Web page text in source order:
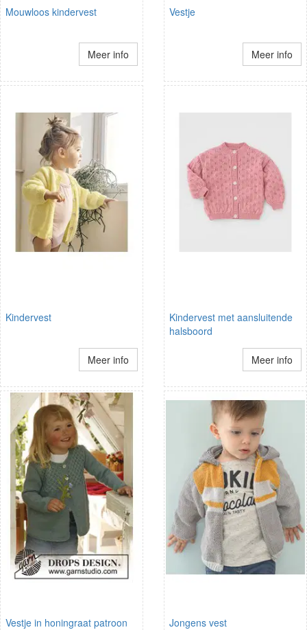
Mouwloos kindervest
Meer info
Vestje
Meer info
Kindervest
Meer info
Kindervest met aansluitende
halsboord
Meer info
Vestje in honingraat patroon Jongens vest